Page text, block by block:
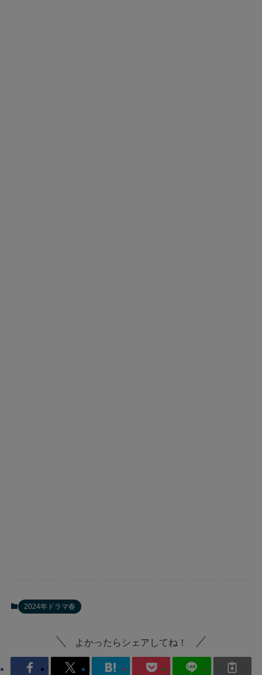
2024年ドラマ春
よかったらシェアしてね！